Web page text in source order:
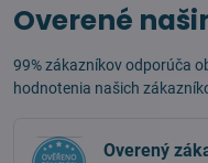
Overené
99% zákazníkov odporúča
hodnotenia našich
Overený